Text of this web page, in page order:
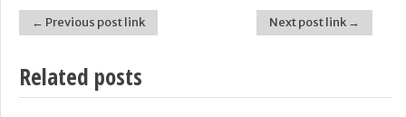
Post navigation
← Previous post link Next post link →
Related posts